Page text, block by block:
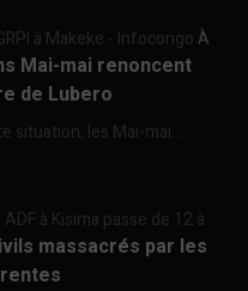
à Makeke - InfocongoÀ
Mai-mai renoncent
de Lubero
situation, les Mai-mai...
à Kisima passe de 12 à
massacrés par les